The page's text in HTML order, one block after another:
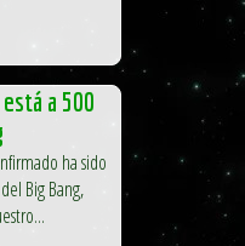
a 500
ha sido
Big Bang,